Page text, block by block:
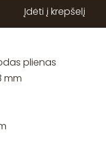
Įdėti į krepšelį
plienas
mm